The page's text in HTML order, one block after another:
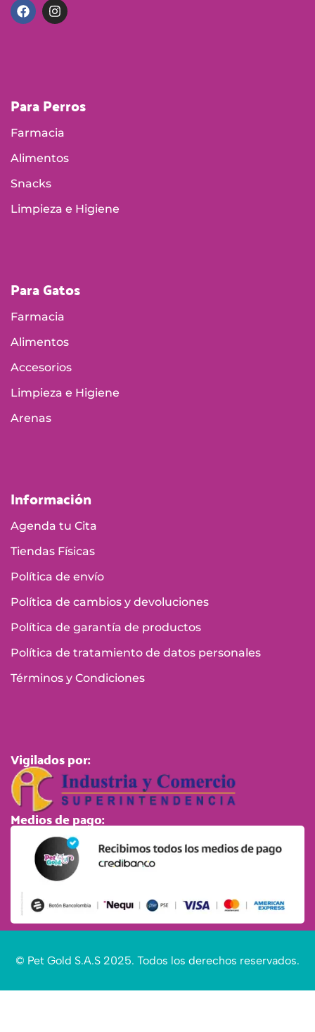
Para Perros
Farmacia
Alimentos
Snacks
Limpieza e Higiene
Para Gatos
Farmacia
Alimentos
Accesorios
Limpieza e Higiene
Arenas
Información
Agenda tu Cita
Tiendas Físicas
Política de envío
Política de cambios y devoluciones
Política de garantía de productos
Política de tratamiento de datos personales
Términos y Condiciones
Vigilados por:
Medios de pago:
© Pet Gold S.A.S 2025. Todos los derechos reservados.